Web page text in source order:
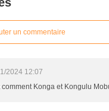
un commentaire
2024 12:07
comment Konga et Kongulu